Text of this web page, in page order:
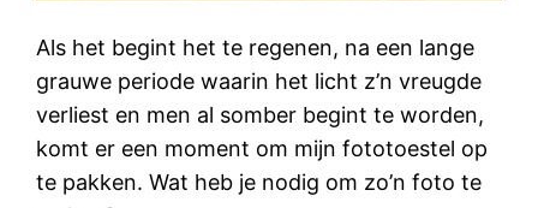
Als het begint het te regenen, na een lange
grauwe periode waarin het licht z’n vreugde
verliest en men al somber begint te worden,
komt er een moment om mijn fototoestel op
te pakken. Wat heb je nodig om zo’n foto te